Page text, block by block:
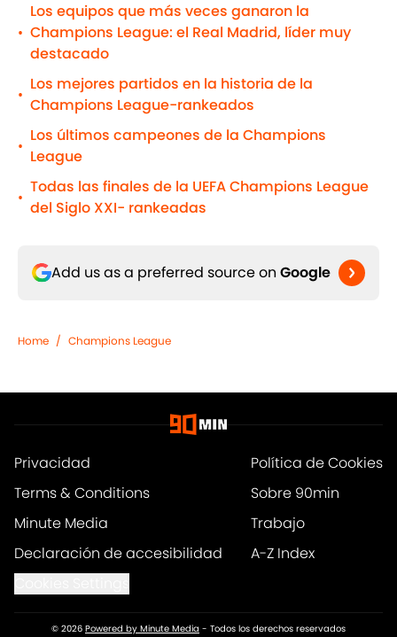
•
Los equipos que más veces ganaron la
Champions League: el Real Madrid, líder muy
destacado
•
Los mejores partidos en la historia de la
Champions League-rankeados
•
Los últimos campeones de la Champions
League
•
Todas las finales de la UEFA Champions League
del Siglo XXI- rankeadas
Add us as a preferred source on Google
Home / Champions League
Privacidad
Política de Cookies
Terms & Conditions
Sobre 90min
Minute Media
Trabajo
Declaración de accesibilidad
A-Z Index
© 2026 Powered by Minute Media - Todos los derechos reservados